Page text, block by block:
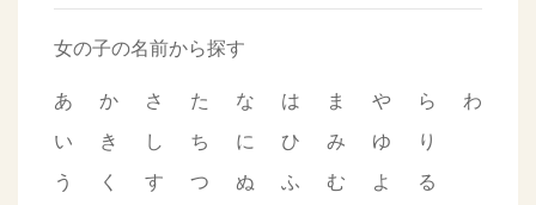
女の子の名前から探す
あ
い
う
か
き
く
さ
し
す
た
ち
つ
な
に
ぬ
は
ひ
ふ
ま
み
む
や
ゆ
よ
ら
り
る
わ